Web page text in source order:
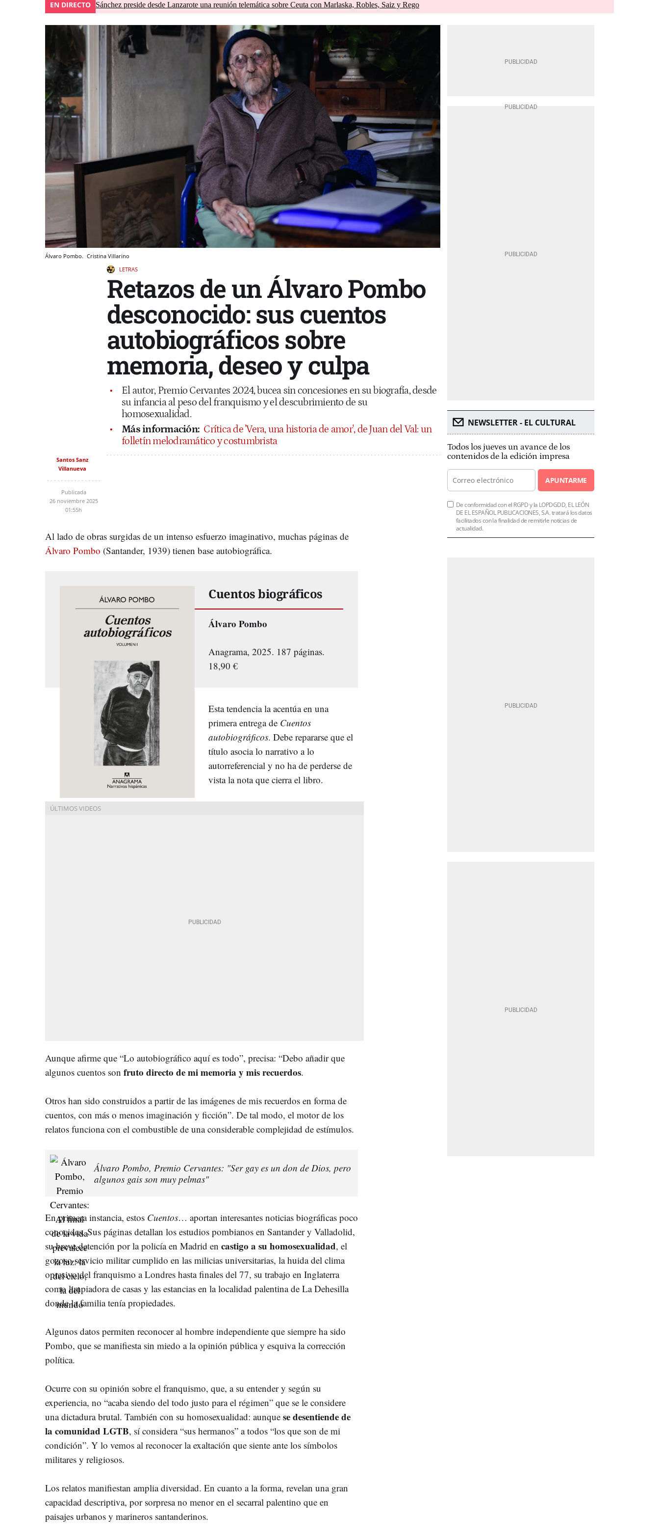
EN DIRECTO Sánchez preside desde Lanzarote una reunión telemática sobre Ceuta con Marlaska, Robles, Saiz y Rego
Álvaro Pombo. Cristina Villarino
LETRAS
Retazos de un Álvaro Pombo
desconocido: sus cuentos
autobiográficos sobre
memoria, deseo y culpa
El autor, Premio Cervantes 2024, bucea sin concesiones en su biografía, desde
su infancia al peso del franquismo y el descubrimiento de su
homosexualidad.
Más información: Crítica de 'Vera, una historia de amor', de Juan del Val: un
folletín melodramático y costumbrista
Santos Sanz
Villanueva
Publicada
26 noviembre 2025
01:55h
Al lado de obras surgidas de un intenso esfuerzo imaginativo, muchas páginas de
Álvaro Pombo (Santander, 1939) tienen base autobiográfica.
Cuentos biográficos
Álvaro Pombo
Anagrama, 2025. 187 páginas.
18,90 €
Esta tendencia la acentúa en una
primera entrega de Cuentos
autobiográficos. Debe repararse que el
título asocia lo narrativo a lo
autorreferencial y no ha de perderse de
vista la nota que cierra el libro.
Aunque afirme que “Lo autobiográfico aquí es todo”, precisa: “Debo añadir que
algunos cuentos son fruto directo de mi memoria y mis recuerdos.
Otros han sido construidos a partir de las imágenes de mis recuerdos en forma de
cuentos, con más o menos imaginación y ficción”. De tal modo, el motor de los
relatos funciona con el combustible de una considerable complejidad de estímulos.
Álvaro Pombo, Premio Cervantes: "Ser gay es un don de Dios, pero
algunos gais son muy pelmas"
En primera instancia, estos Cuentos… aportan interesantes noticias biográficas poco
conocidas. Sus páginas detallan los estudios pombianos en Santander y Valladolid,
su breve detención por la policía en Madrid en castigo a su homosexualidad, el
gozoso servicio militar cumplido en las milicias universitarias, la huida del clima
opresivo del franquismo a Londres hasta finales del 77, su trabajo en Inglaterra
como limpiadora de casas y las estancias en la localidad palentina de La Dehesilla
donde la familia tenía propiedades.
Algunos datos permiten reconocer al hombre independiente que siempre ha sido
Pombo, que se manifiesta sin miedo a la opinión pública y esquiva la corrección
política.
Ocurre con su opinión sobre el franquismo, que, a su entender y según su
experiencia, no “acaba siendo del todo justo para el régimen” que se le considere
una dictadura brutal. También con su homosexualidad: aunque se desentiende de
la comunidad LGTB, sí considera “sus hermanos” a todos “los que son de mi
condición”. Y lo vemos al reconocer la exaltación que siente ante los símbolos
militares y religiosos.
Los relatos manifiestan amplia diversidad. En cuanto a la forma, revelan una gran
capacidad descriptiva, por sorpresa no menor en el secarral palentino que en
paisajes urbanos y marineros santanderinos.
NEWSLETTER - EL CULTURAL
Todos los jueves un avance de los
contenidos de la edición impresa
APUNTARME
De conformidad con el RGPD y la LOPDGDD, EL LEÓN
DE EL ESPAÑOL PUBLICACIONES, S.A. tratará los datos
facilitados con la finalidad de remitirle noticias de
actualidad.